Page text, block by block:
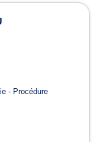
- Procédure